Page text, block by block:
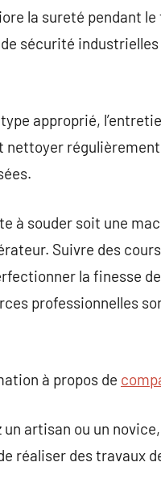
la sureté pendant
de sécurité
approprié,
à souder soit une
Suivre des
la finesse
professionnelles
à propos de
un artisan ou un
réaliser des travaux